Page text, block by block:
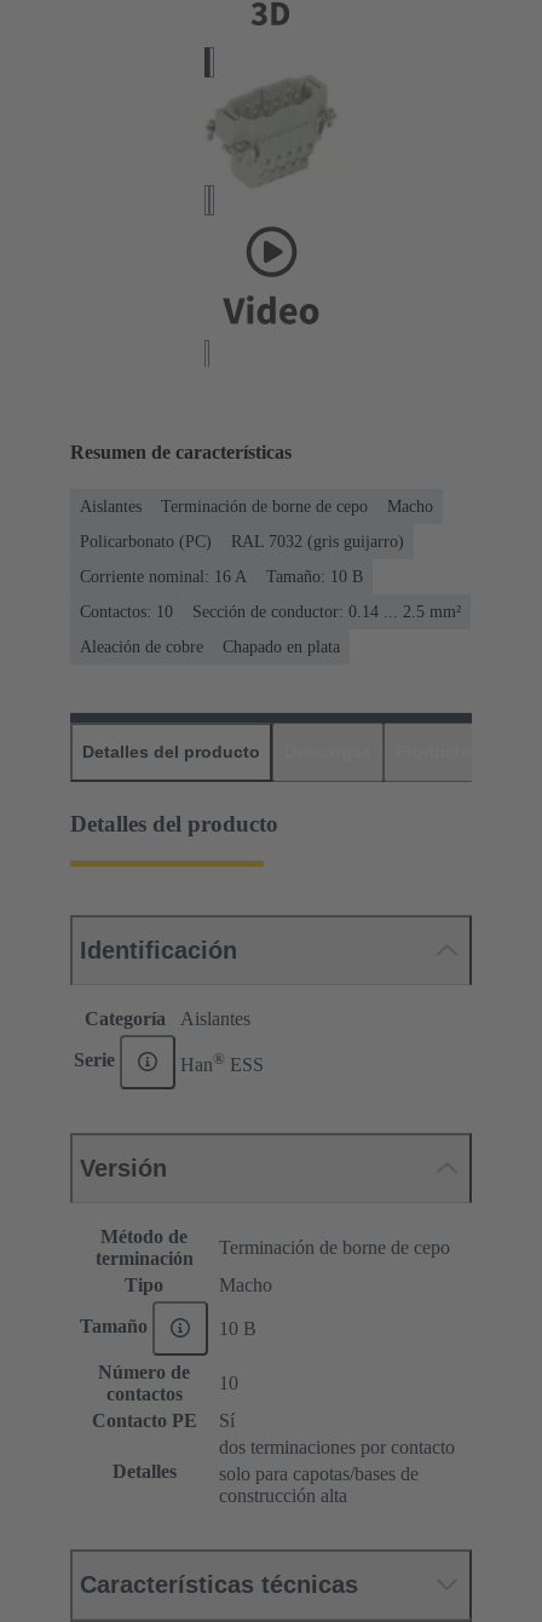
Resumen de características
Aislantes Terminación de borne de cepo
Macho
Policarbonato (PC)
RAL 7032 (gris guijarro)
Corriente nominal: ‌16 A
Tamaño: 10 B
Contactos: 10
Sección de conductor: 0.14 ... 2.5 mm²
Aleación de cobre
Chapado en plata
Detalles del producto
Detalles del producto
Identificación
Categoría Aislantes
Serie Han® ESS
Versión
Método de
terminación
Terminación de borne de cepo
Tipo
Macho
Tamaño 10 B
Número de
contactos
10
Contacto PE
Sí
Detalles
dos terminaciones por contacto
solo para capotas/bases de
construcción alta
Características técnicas